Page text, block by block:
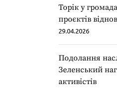
Торік у
проєктів
29.04.2026
Подолання
Зеленський
активістів